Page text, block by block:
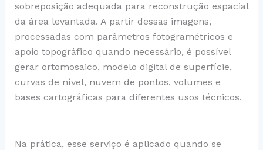
sobreposição adequada para reconstrução espacial
da área levantada. A partir dessas imagens,
processadas com parâmetros fotogramétricos e
apoio topográfico quando necessário, é possível
gerar ortomosaico, modelo digital de superfície,
curvas de nível, nuvem de pontos, volumes e
bases cartográficas para diferentes usos técnicos.
Na prática, esse serviço é aplicado quando se